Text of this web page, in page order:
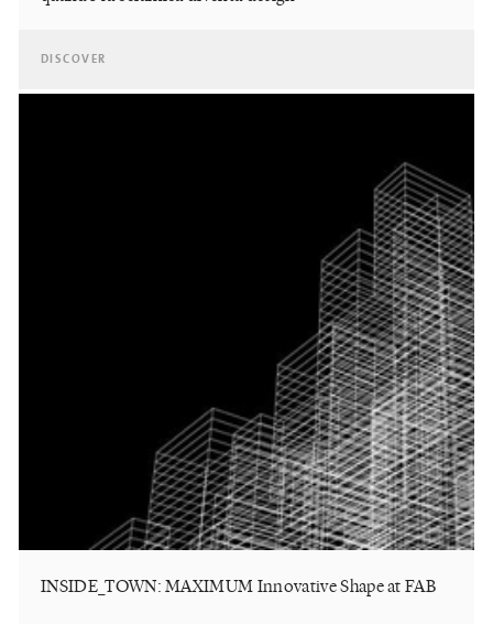
DISCOVER
INSIDE_TOWN: MAXIMUM Innovative Shape at FAB